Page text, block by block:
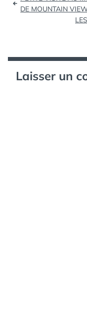
Auront-nous le droit
la fonction magique
deDE MOUNTAIN
Laisser un